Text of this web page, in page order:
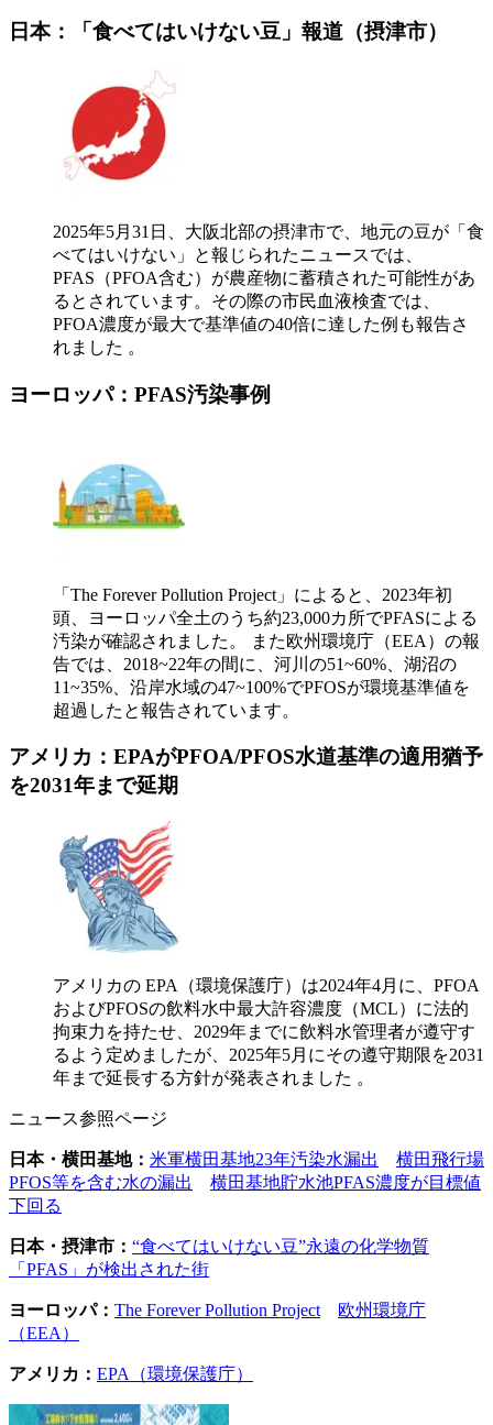
日本：「食べてはいけない豆」報道（摂津市）
2025年5月31日、大阪北部の摂津市で、地元の豆が「食
べてはいけない」と報じられたニュースでは、
PFAS（PFOA含む）が農産物に蓄積された可能性があ
るとされています。その際の市民血液検査では、
PFOA濃度が最大で基準値の40倍に達した例も報告さ
れました 。
ヨーロッパ：PFAS汚染事例
「The Forever Pollution Project」によると、2023年初
頭、ヨーロッパ全土のうち約23,000カ所でPFASによる
汚染が確認されました。 また欧州環境庁（EEA）の報
告では、2018~22年の間に、河川の51~60%、湖沼の
11~35%、沿岸水域の47~100%でPFOSが環境基準値を
超過したと報告されています。
アメリカ：EPAがPFOA/PFOS水道基準の適用猶予
を2031年まで延期
アメリカの EPA（環境保護庁）は2024年4月に、PFOA
およびPFOSの飲料水中最大許容濃度（MCL）に法的
拘束力を持たせ、2029年までに飲料水管理者が遵守す
るよう定めましたが、2025年5月にその遵守期限を2031
年まで延長する方針が発表されました 。
ニュース参照ページ
日本・横田基地： 米軍横田基地23年汚染水漏出
横田飛行場
PFOS等を含む水の漏出
横田基地貯水池PFAS濃度が目標値
下回る
日本・摂津市： “食べてはいけない豆”永遠の化学物質
「PFAS」が検出された街
ヨーロッパ： The Forever Pollution Project
欧州環境庁
（EEA）
アメリカ： EPA（環境保護庁）